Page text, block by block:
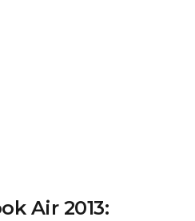
Air 2013: